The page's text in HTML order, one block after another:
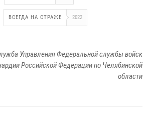
ВСЕГДА НА СТРАЖЕ 2022
Управления Федеральной службы войск
Российской Федерации по Челябинской
области